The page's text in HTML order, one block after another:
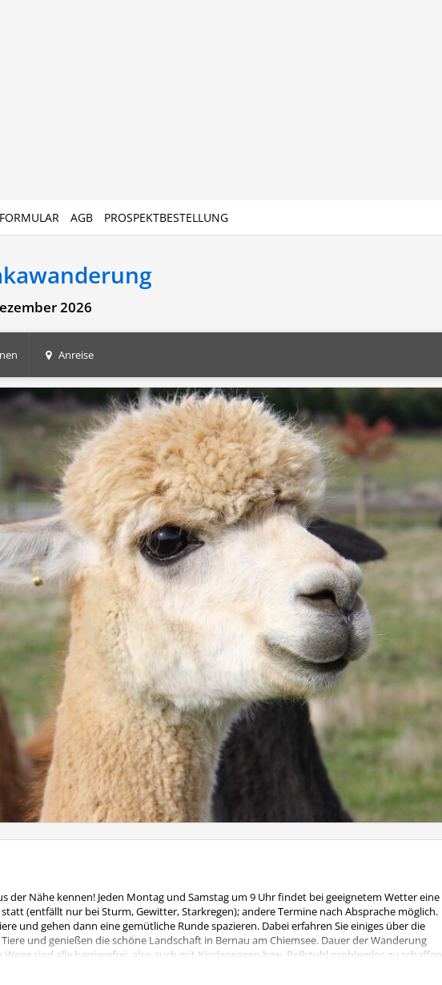
AGB PROSPEKTBESTELLUNG
2026
Anreise
der Nähe kennen! Jeden Montag und Samstag um 9 Uhr findet bei geeignetem Wetter eine
(entfällt nur bei Sturm, Gewitter, Starkregen); andere Termine nach Absprache möglich.
und gehen dann eine gemütliche Runde spazieren. Dabei erfahren Sie einiges über die
und genießen die schöne Landschaft in Bernau am Chiemsee. Dauer der Wanderung
Wege sind alle barrierefrei, also auch mit Kinderwagen bzw. Rollstuhl problemlos zu schaffen.